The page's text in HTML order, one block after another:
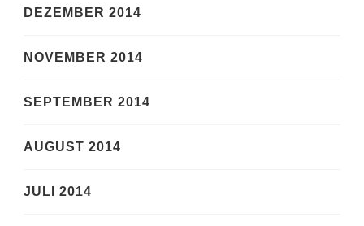
DEZEMBER 2014
NOVEMBER 2014
SEPTEMBER 2014
AUGUST 2014
JULI 2014